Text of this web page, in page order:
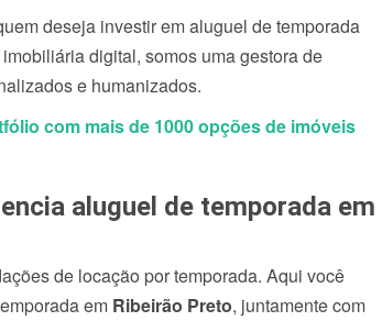
deseja investir em aluguel de temporada
digital, somos uma gestora de
e humanizados.
com mais de 1000 opções de imóveis
aluguel de temporada em
de locação por temporada. Aqui você
em Ribeirão Preto, juntamente com